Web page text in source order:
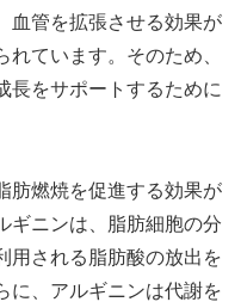
血管を拡張させる効果が
ています。そのため、
長をサポートするために
肪燃焼を促進する効果が
ギニンは、脂肪細胞の分
用される脂肪酸の放出を
に、アルギニンは代謝を